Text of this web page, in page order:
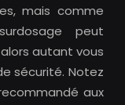
mais comme
peut
autant vous
sécurité. Notez
aux